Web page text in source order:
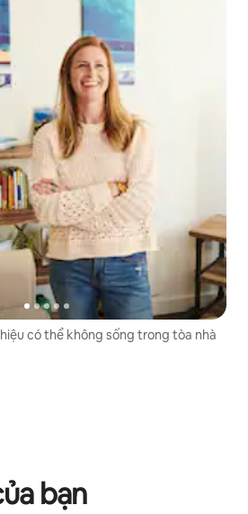
có thể không sống trong tòa nhà
bạn